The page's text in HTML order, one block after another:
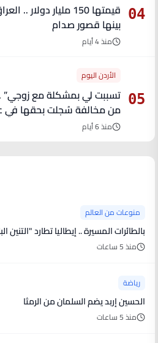
04
بينها قصور صدام
منذ 4 أيام
05
الأردن اليوم
من مخالفة سُجلت بحقها في
منذ 6 أيام
منوعات من العالم
بالطائرات المسيرة .. إيطاليا تطارد "التنين البابوازي"
منذ 5 ساعات
رياضة
الحسين إربد يضم السلمان من الرمثا
منذ 5 ساعات